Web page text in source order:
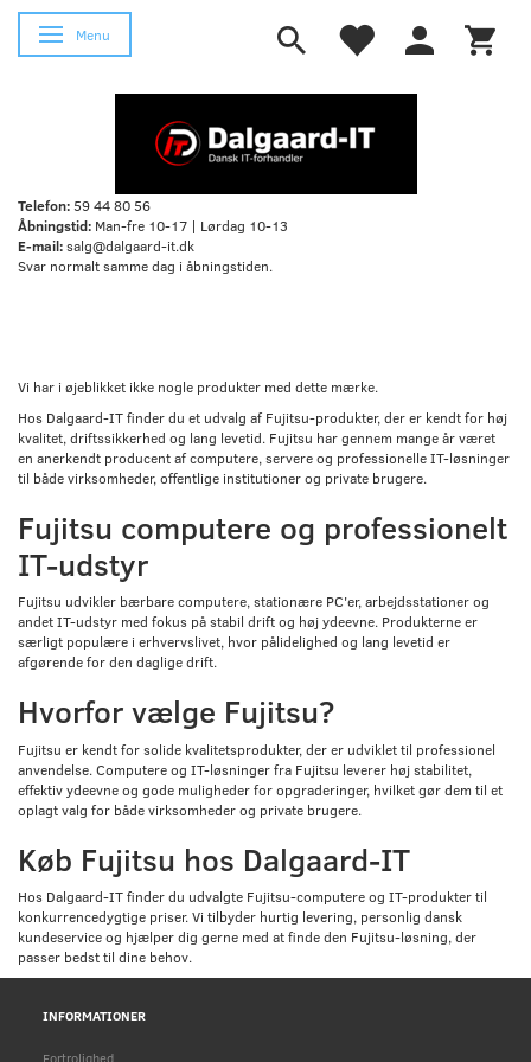
Skifte navigation
Menu
Telefon:59 44 80 56
Åbningstid: Man-fre 10-17 | Lørdag 10-13
E-mail:salg@dalgaard-it.dk
Svar normalt samme dag i åbningstiden.
Vi har i øjeblikket ikke nogle produkter med dette mærke.
Hos Dalgaard-IT finder du et udvalg af Fujitsu-produkter, der er kendt for høj
kvalitet, driftssikkerhed og lang levetid. Fujitsu har gennem mange år været
en anerkendt producent af computere, servere og professionelle IT-løsninger
til både virksomheder, offentlige institutioner og private brugere.
Fujitsu computere og professionelt
IT-udstyr
Fujitsu udvikler bærbare computere, stationære PC'er, arbejdsstationer og
andet IT-udstyr med fokus på stabil drift og høj ydeevne. Produkterne er
særligt populære i erhvervslivet, hvor pålidelighed og lang levetid er
afgørende for den daglige drift.
Hvorfor vælge Fujitsu?
Fujitsu er kendt for solide kvalitetsprodukter, der er udviklet til professionel
anvendelse. Computere og IT-løsninger fra Fujitsu leverer høj stabilitet,
effektiv ydeevne og gode muligheder for opgraderinger, hvilket gør dem til et
oplagt valg for både virksomheder og private brugere.
Køb Fujitsu hos Dalgaard-IT
Hos Dalgaard-IT finder du udvalgte Fujitsu-computere og IT-produkter til
konkurrencedygtige priser. Vi tilbyder hurtig levering, personlig dansk
kundeservice og hjælper dig gerne med at finde den Fujitsu-løsning, der
passer bedst til dine behov.
INFORMATIONER
Fortrolighed